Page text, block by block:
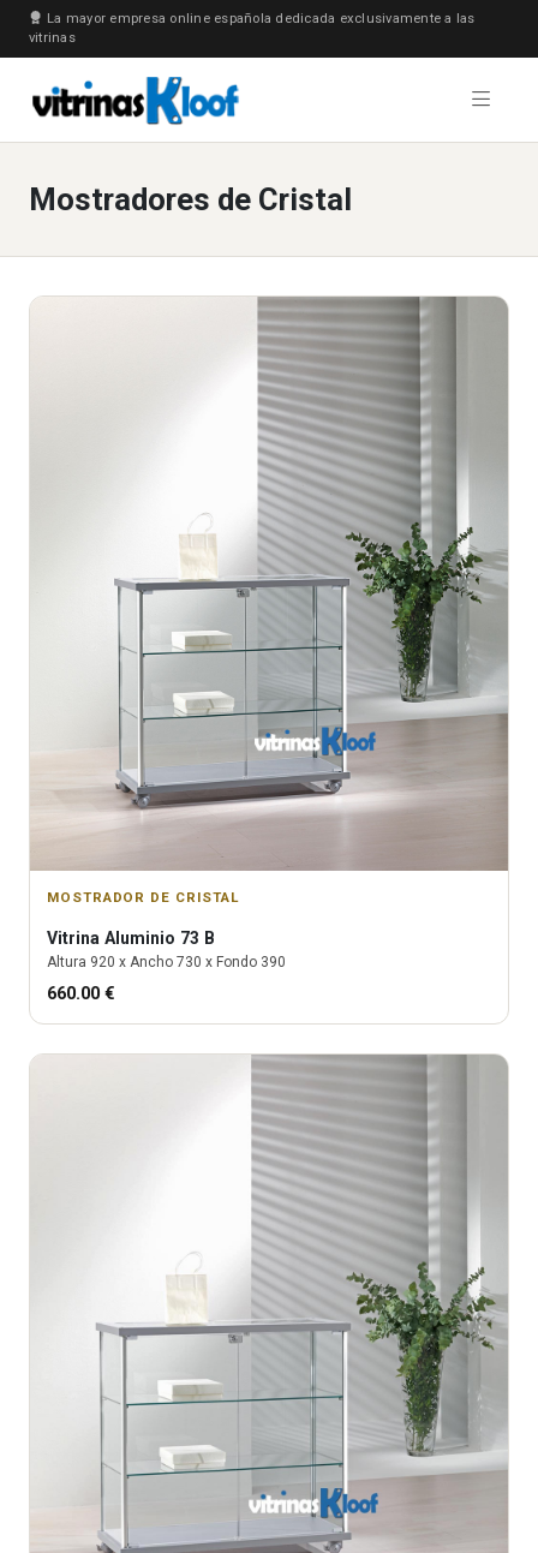
La mayor empresa online española dedicada exclusivamente a las
vitrinas
Mostradores de Cristal
MOSTRADOR DE CRISTAL
Vitrina Aluminio 73 B
Altura 920 x Ancho 730 x Fondo 390
660.00 €